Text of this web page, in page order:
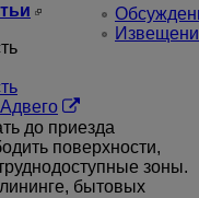
до приезда
поверхности,
зоны.
бытовых